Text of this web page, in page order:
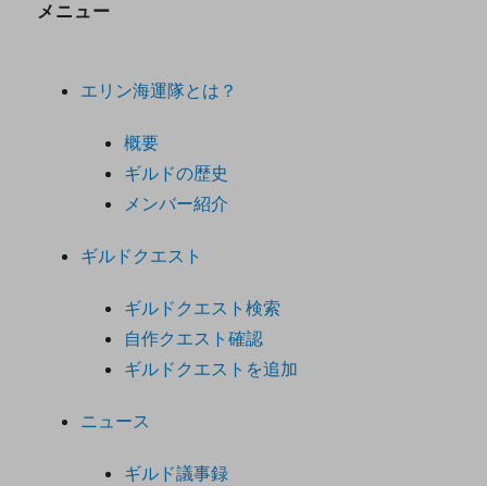
メニュー
エリン海運隊とは？
概要
ギルドの歴史
メンバー紹介
ギルドクエスト
ギルドクエスト検索
自作クエスト確認
ギルドクエストを追加
ニュース
ギルド議事録